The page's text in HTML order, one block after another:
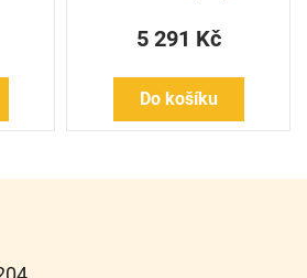
5 291 Kč
Do košíku